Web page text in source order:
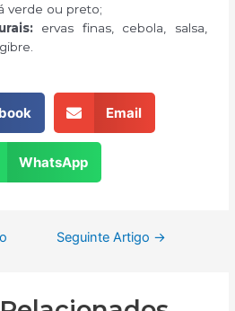
verde ou preto;
ervas finas, cebola, salsa,
Email
WhatsApp
Seguinte Artigo →